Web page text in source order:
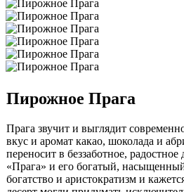
Пирожное Прага
Прага звучит и выглядит
вкус и аромат какао, шоколада и
переносит в беззаботное, радостное
«Прага» и его богатый,
богатство и аристократизм и